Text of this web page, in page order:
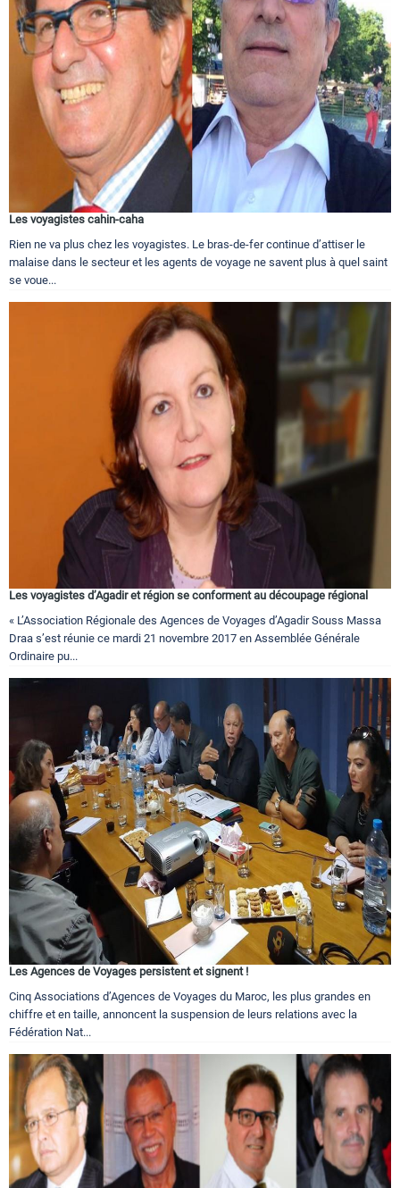
Les voyagistes cahin-caha
Rien ne va plus chez les voyagistes. Le bras-de-fer continue d’attiser le
malaise dans le secteur et les agents de voyage ne savent plus à quel saint
se voue...
Les voyagistes d’Agadir et région se conforment au découpage régional
« L’Association Régionale des Agences de Voyages d’Agadir Souss Massa
Draa s’est réunie ce mardi 21 novembre 2017 en Assemblée Générale
Ordinaire pu...
Les Agences de Voyages persistent et signent !
Cinq Associations d’Agences de Voyages du Maroc, les plus grandes en
chiffre et en taille, annoncent la suspension de leurs relations avec la
Fédération Nat...